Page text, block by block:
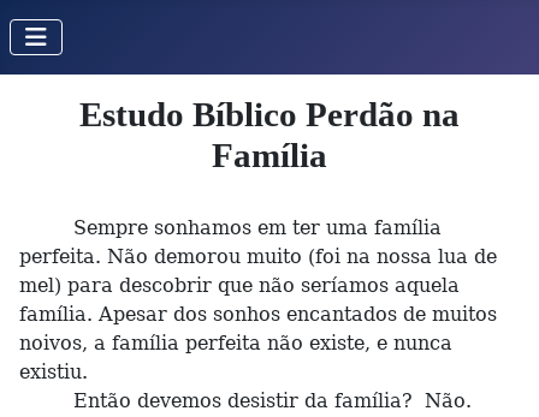
Estudo Bíblico Perdão na
Família
Sempre sonhamos em ter uma família
perfeita. Não demorou muito (foi na nossa lua de
mel) para descobrir que não seríamos aquela
família. Apesar dos sonhos encantados de muitos
noivos, a família perfeita não existe, e nunca
existiu.
Então devemos desistir da família? Não.